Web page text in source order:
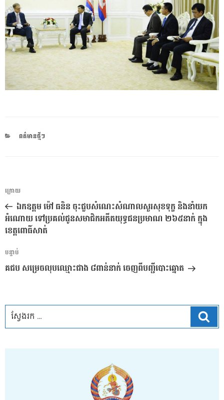
CATEGORIES
ពត៌មានថ្មីៗ
ការ​
នាំទិស​
ប្រកាស
អត្ថបទ
មុន
ក្រោយ
ឯកឧត្តម ម៉ៅ ធនិន ចុះជួបសំណេះសំណាលសួរសុខទុក្ខ និងនាំយក
អំណោយ ទៅប្រគល់ជូនសមាជិកអតីតយុទ្ធជនប្រមាណ ២៦៥នាក់ ក្នុង
ខេត្តពោធិ៍សាត់
អត្ថបទ
បន្ទាប់
បន្ទាប់
គជប សម្រេចលុបឈ្មោះជាង ៨ពាន់នាក់ ចេញពីបញ្ជីបោះឆ្នោត